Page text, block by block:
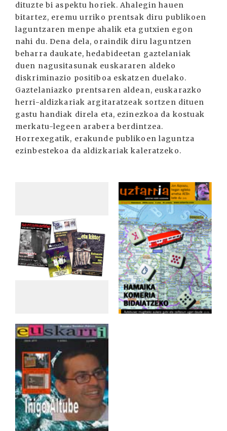
dituzte bi aspektu horiek. Ahalegin hauen
bitartez, eremu urriko prentsak diru publikoen
laguntzaren menpe ahalik eta gutxien egon
nahi du. Dena dela, oraindik diru laguntzen
beharra daukate, hedabideetan gaztelaniak
duen nagusitasunak euskararen aldeko
diskriminazio positiboa eskatzen duelako.
Gaztelaniazko prentsaren aldean, euskarazko
herri-aldizkariak argitaratzeak sortzen dituen
gastu handiak direla eta, ezinezkoa da kostuak
merkatu-legeen arabera berdintzea.
Horrexegatik, erakunde publikoen laguntza
ezinbestekoa da aldizkariak kaleratzeko.